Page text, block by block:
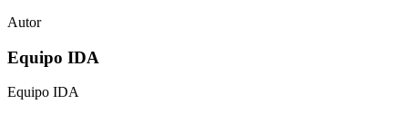
Autor
Equipo IDA
Equipo IDA